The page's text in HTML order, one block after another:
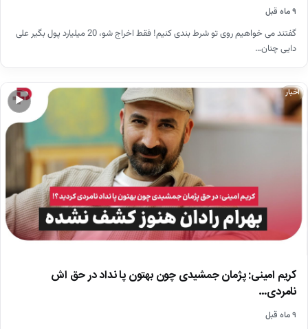
۹ ماه قبل
گفتند می خواهیم روی تو شرط بندی کنیم! فقط اخراج شو، 20 میلیارد پول بگیر علی
دایی چنان…
▶
اخبار
کریم امینی: پژمان جمشیدی چون بهتون پا نداد در حق اش
نامردی…
۹ ماه قبل